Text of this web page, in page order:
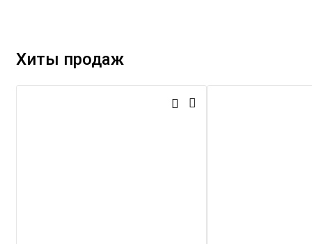
Хиты продаж